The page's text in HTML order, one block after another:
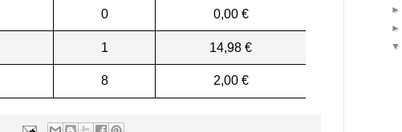
0 0,00 €
1 14,98 €
8 2,00 €
►
►
▼